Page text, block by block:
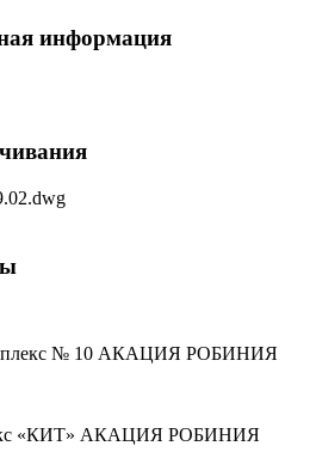
информация
№ 10 АКАЦИЯ РОБИНИЯ
«КИТ» АКАЦИЯ РОБИНИЯ